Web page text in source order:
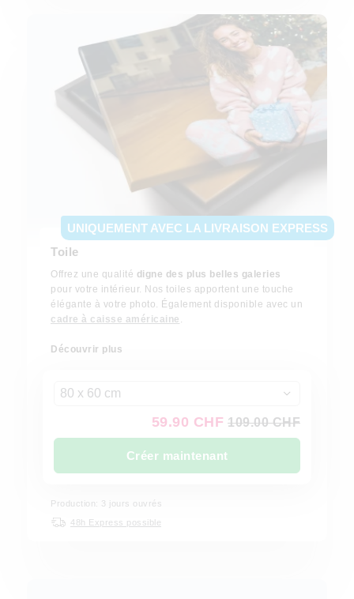
UNIQUEMENT AVEC LA LIVRAISON EXPRESS
Toile
Offrez une qualité digne des plus belles galeries
pour votre intérieur. Nos toiles apportent une touche
élégante à votre photo. Également disponible avec un
cadre à caisse américaine .
Découvrir plus
80 x 60 cm
59.90 CHF 109.00 CHF
Créer maintenant
Production: 3 jours ouvrés
48h Express possible